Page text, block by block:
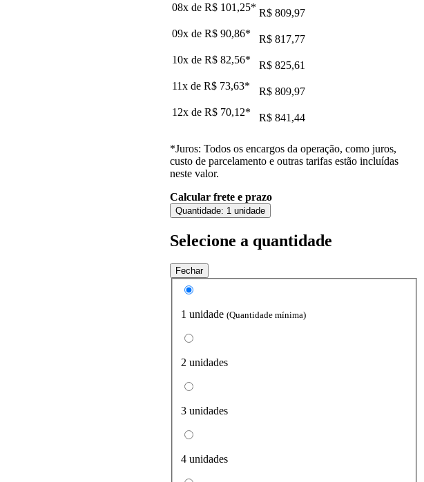
08x de R$ 101,25* R$ 809,97
09x de R$ 90,86*
R$ 817,77
10x de R$ 82,56*
R$ 825,61
11x de R$ 73,63*
R$ 809,97
12x de R$ 70,12* R$ 841,44
*Juros: Todos os encargos da operação, como juros,
custo de parcelamento e outras tarifas estão incluídas
neste valor.
Calcular frete e prazo
Quantidade: 1 unidade
Selecione a quantidade
Fechar
1 unidade (Quantidade mínima)
2 unidades
3 unidades
4 unidades